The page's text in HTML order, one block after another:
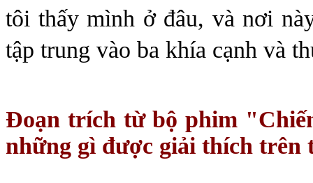
tôi thấy mình ở đâu, và nơi
tập trung vào ba khía cạnh và
Đoạn trích từ bộ phim
những gì được giải thích trên